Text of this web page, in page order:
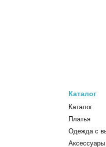
Каталог
Каталог
Платья
Одежда с
Аксессуары